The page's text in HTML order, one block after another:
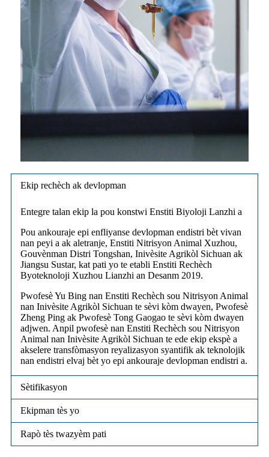
Ekip rechèch ak devlopman
Entegre talan ekip la pou konstwi Enstiti Biyoloji Lanzhi a
Pou ankouraje epi enfliyanse devlopman endistri bèt vivan
nan peyi a ak aletranje, Enstiti Nitrisyon Animal Xuzhou,
Gouvènman Distri Tongshan, Inivèsite Agrikòl Sichuan ak
Jiangsu Sustar, kat pati yo te etabli Enstiti Rechèch
Byoteknoloji Xuzhou Lianzhi an Desanm 2019.
Pwofesè Yu Bing nan Enstiti Rechèch sou Nitrisyon Animal
nan Inivèsite Agrikòl Sichuan te sèvi kòm dwayen, Pwofesè
Zheng Ping ak Pwofesè Tong Gaogao te sèvi kòm dwayen
adjwen. Anpil pwofesè nan Enstiti Rechèch sou Nitrisyon
Animal nan Inivèsite Agrikòl Sichuan te ede ekip ekspè a
akselere transfòmasyon reyalizasyon syantifik ak teknolojik
nan endistri elvaj bèt yo epi ankouraje devlopman endistri a.
Sètifikasyon
Ekipman tès yo
Rapò tès twazyèm pati